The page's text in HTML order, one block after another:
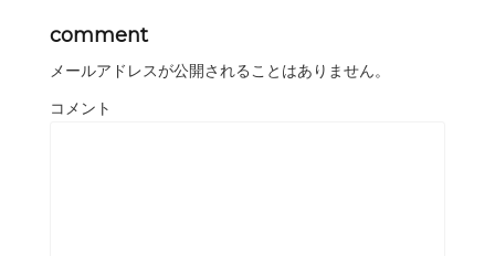
comment
メールアドレスが公開されることはありません。
コメント